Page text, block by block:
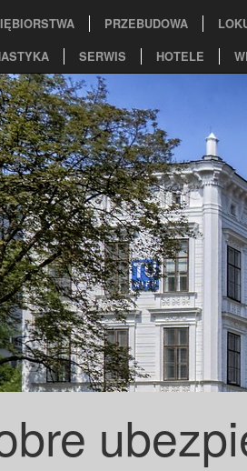
PRZEBUDOWA
SERWIS HOTELE